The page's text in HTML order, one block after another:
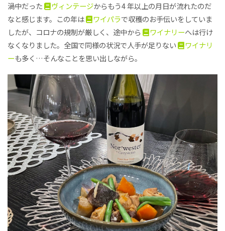
渦中だった
ヴィンテージからもう4 年以上の月日が流れたのだ
なと感じます。この年は
ワイパラで収穫のお手伝いをしていま
したが、コロナの規制が厳しく、途中から
ワイナリーへは行け
なくなりました。全国で同様の状況で人手が足りない
ワイナリ
ーも多く…そんなことを思い出しながら。